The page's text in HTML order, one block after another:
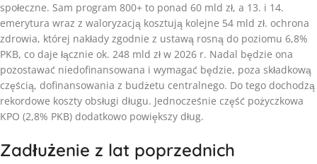
społeczne. Sam program 800+ to ponad 60 mld zł, a 13. i 14.
emerytura wraz z waloryzacją kosztują kolejne 54 mld zł. ochrona
zdrowia, której nakłady zgodnie z ustawą rosną do poziomu 6,8%
PKB, co daje łącznie ok. 248 mld zł w 2026 r. Nadal będzie ona
pozostawać niedofinansowana i wymagać będzie, poza składkową
częścią, dofinansowania z budżetu centralnego. Do tego dochodzą
rekordowe koszty obsługi długu. Jednocześnie część pożyczkowa
KPO (2,8% PKB) dodatkowo powiększy dług.
Zadłużenie z lat poprzednich